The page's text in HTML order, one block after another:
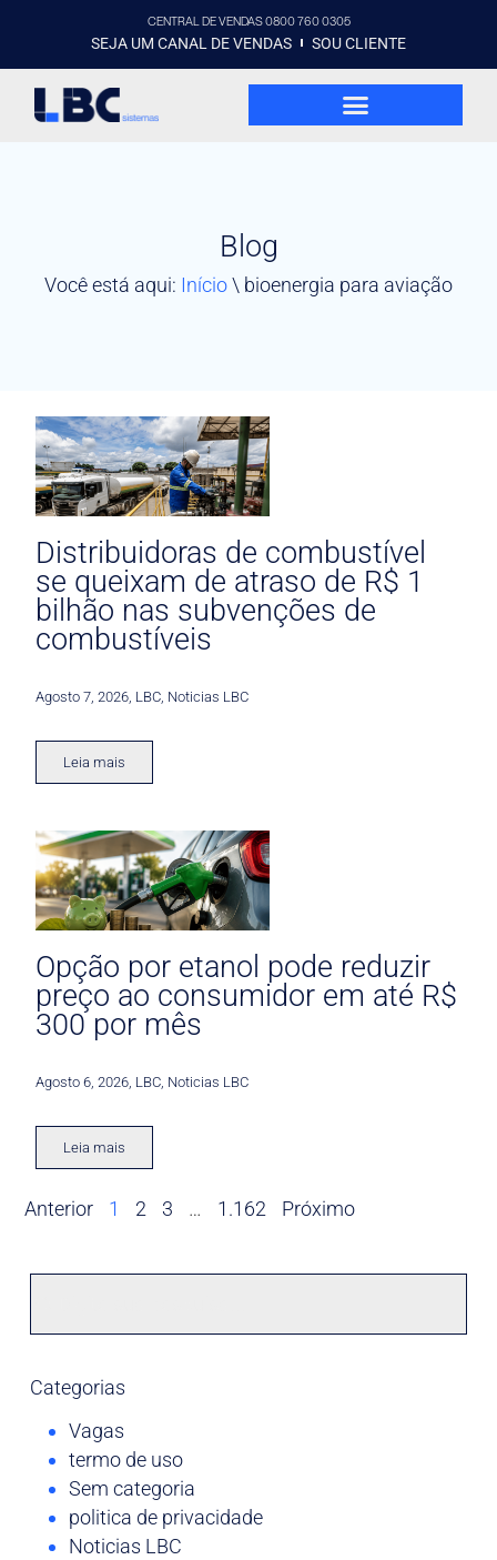
CENTRAL DE VENDAS 0800 760 0305
SEJA UM CANAL DE VENDAS SOU CLIENTE
Blog
Você está aqui: Início\ bioenergia para aviação
Distribuidoras de combustível
se queixam de atraso de R$ 1
bilhão nas subvenções de
combustíveis
Agosto 7, 2026 LBC Noticias LBC
Leia mais
Opção por etanol pode reduzir
preço ao consumidor em até R$
300 por mês
Agosto 6, 2026 LBC Noticias LBC
Leia mais
Anterior 1 2 3 … 1.162 Próximo
Categorias
Vagas
termo de uso
Sem categoria
politica de privacidade
Noticias LBC